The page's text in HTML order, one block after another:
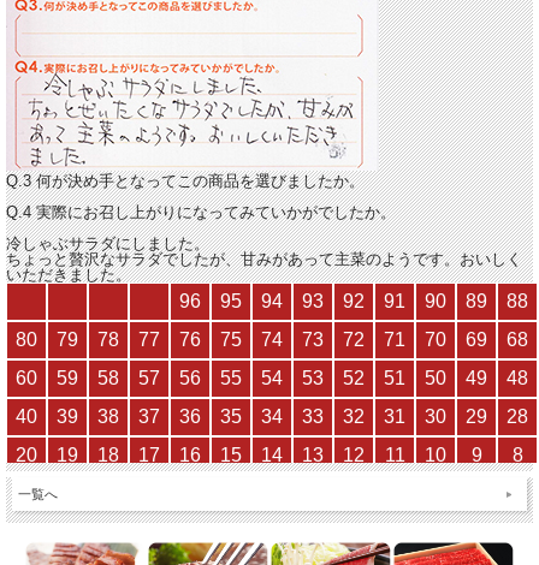
Q.3 何が決め手となってこの商品を選びましたか。
Q.4 実際にお召し上がりになってみていかがでしたか。
冷しゃぶサラダにしました。
ちょっと贅沢なサラダでしたが、甘みがあって主菜のようです。おいしく
いただきました。
一覧へ